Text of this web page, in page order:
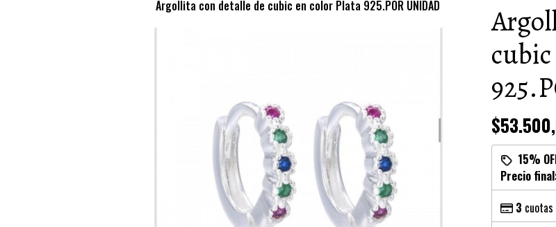
Argollita con detalle de cubic en color Plata 925.POR UNIDAD
15%
Precio
3